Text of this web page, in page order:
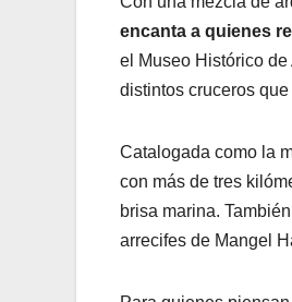
encanta a quienes
el Museo Histórico
distintos cruceros
Catalogada como la
con más de tres
brisa marina.
arrecifes de Mangel